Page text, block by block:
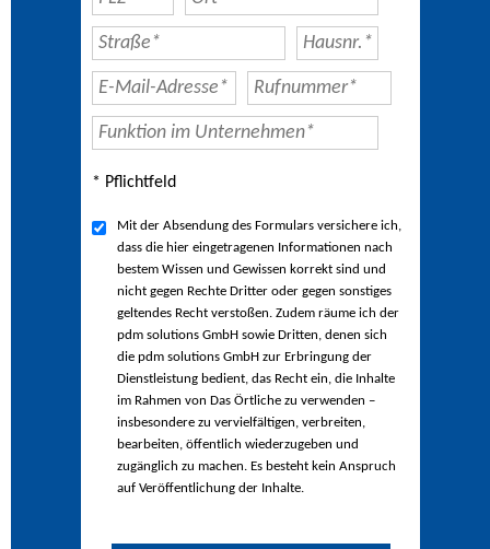
* Pflichtfeld
Mit der Absendung des Formulars versichere ich,
dass die hier eingetragenen Informationen nach
bestem Wissen und Gewissen korrekt sind und
nicht gegen Rechte Dritter oder gegen sonstiges
geltendes Recht verstoßen. Zudem räume ich der
pdm solutions GmbH sowie Dritten, denen sich
die pdm solutions GmbH zur Erbringung der
Dienstleistung bedient, das Recht ein, die Inhalte
im Rahmen von Das Örtliche zu verwenden –
insbesondere zu vervielfältigen, verbreiten,
bearbeiten, öffentlich wiederzugeben und
zugänglich zu machen. Es besteht kein Anspruch
auf Veröffentlichung der Inhalte.